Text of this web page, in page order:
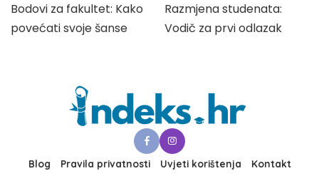
Bodovi za fakultet: Kako
povećati svoje šanse
Razmjena studenata:
Vodič za prvi odlazak
Blog Pravila privatnosti Uvjeti korištenja Kontakt